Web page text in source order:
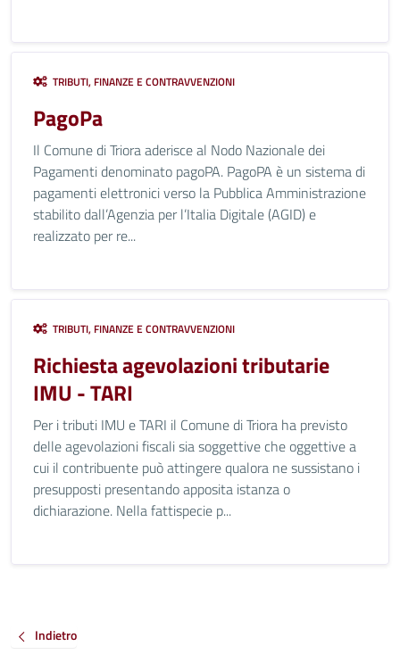
TRIBUTI, FINANZE E CONTRAVVENZIONI
PagoPa
Il Comune di Triora aderisce al Nodo Nazionale dei
Pagamenti denominato pagoPA. PagoPA è un sistema di
pagamenti elettronici verso la Pubblica Amministrazione
stabilito dall’Agenzia per l’Italia Digitale (AGID) e
realizzato per re...
TRIBUTI, FINANZE E CONTRAVVENZIONI
Richiesta agevolazioni tributarie
IMU - TARI
Per i tributi IMU e TARI il Comune di Triora ha previsto
delle agevolazioni fiscali sia soggettive che oggettive a
cui il contribuente può attingere qualora ne sussistano i
presupposti presentando apposita istanza o
dichiarazione. Nella fattispecie p...
Indietro